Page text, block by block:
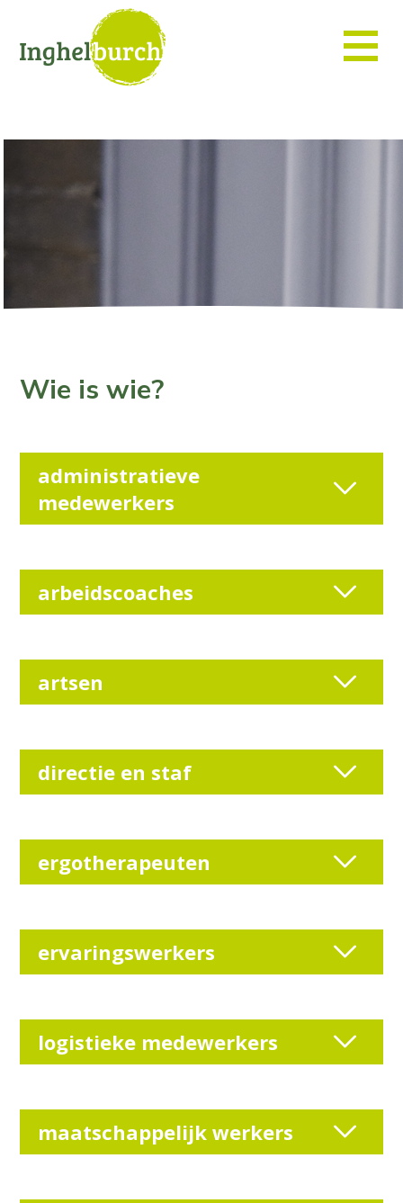
Wie is wie?
administratieve
medewerkers
arbeidscoaches
artsen
directie en staf
ergotherapeuten
ervaringswerkers
logistieke medewerkers
maatschappelijk werkers